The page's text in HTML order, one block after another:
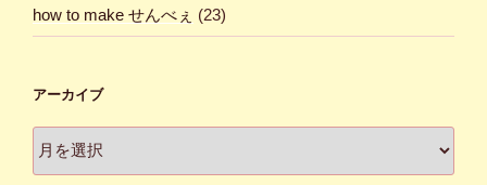
how to make せんべぇ (23)
アーカイブ
ー